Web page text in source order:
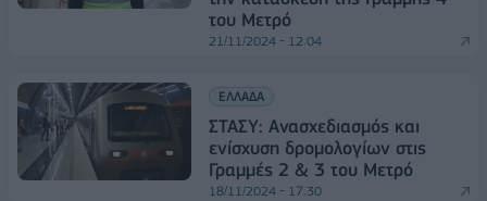
του Μετρό
21/11/2024 - 12:04
ΕΛΛΑΔΑ
ΣΤΑΣΥ: Ανασχεδιασμός και
ενίσχυση δρομολογίων στις
Γραμμές 2 & 3 του Μετρό
18/11/2024 - 17:30